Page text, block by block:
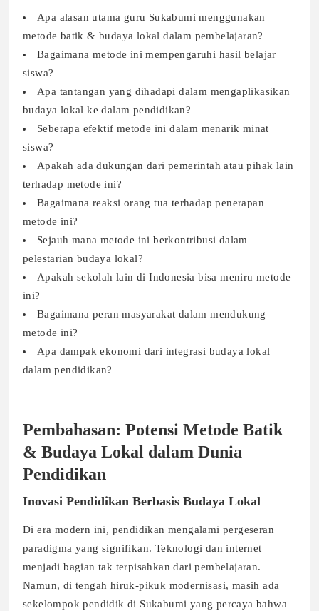
Apa alasan utama guru Sukabumi menggunakan
metode batik & budaya lokal dalam pembelajaran?
Bagaimana metode ini mempengaruhi hasil belajar
siswa?
Apa tantangan yang dihadapi dalam mengaplikasikan
budaya lokal ke dalam pendidikan?
Seberapa efektif metode ini dalam menarik minat
siswa?
Apakah ada dukungan dari pemerintah atau pihak lain
terhadap metode ini?
Bagaimana reaksi orang tua terhadap penerapan
metode ini?
Sejauh mana metode ini berkontribusi dalam
pelestarian budaya lokal?
Apakah sekolah lain di Indonesia bisa meniru metode
ini?
Bagaimana peran masyarakat dalam mendukung
metode ini?
Apa dampak ekonomi dari integrasi budaya lokal
dalam pendidikan?
—
Pembahasan: Potensi Metode Batik
& Budaya Lokal dalam Dunia
Pendidikan
Inovasi Pendidikan Berbasis Budaya Lokal
Di era modern ini, pendidikan mengalami pergeseran
paradigma yang signifikan. Teknologi dan internet
menjadi bagian tak terpisahkan dari pembelajaran.
Namun, di tengah hiruk-pikuk modernisasi, masih ada
sekelompok pendidik di Sukabumi yang percaya bahwa